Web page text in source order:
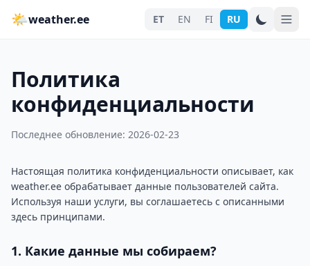
🌤weather.ee ET EN FI RU
Политика
конфиденциальности
Последнее обновление: 2026-02-23
Настоящая политика конфиденциальности описывает, как
weather.ee обрабатывает данные пользователей сайта.
Используя наши услуги, вы соглашаетесь с описанными
здесь принципами.
1. Какие данные мы собираем?